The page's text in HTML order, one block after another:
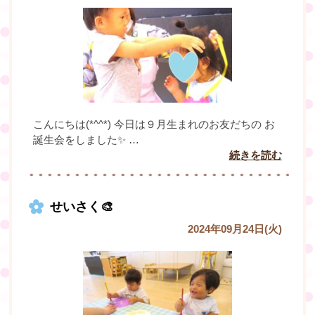
こんにちは(*^^*) 今日は９月生まれのお友だちの お
誕生会をしました✨ …
続きを読む
せいさく🎨
2024年09月24日(火)